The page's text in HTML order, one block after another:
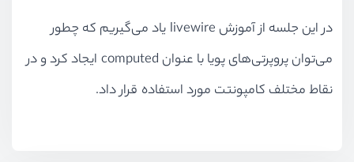
در این جلسه از آموزش livewire یاد می‌گیریم که چطور
می‌توان پروپرتی‌های پویا با عنوان computed ایجاد کرد و در
نقاط مختلف کامپونتت مورد استفاده قرار داد.